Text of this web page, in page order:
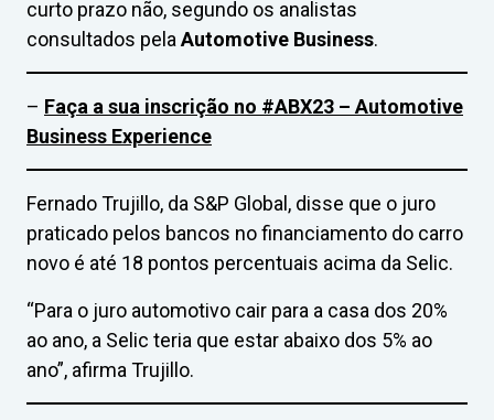
curto prazo não, segundo os analistas
consultados pela Automotive Business.
– Faça a sua inscrição no #ABX23 – Automotive
Business Experience
Fernado Trujillo, da S&P Global, disse que o juro
praticado pelos bancos no financiamento do carro
novo é até 18 pontos percentuais acima da Selic.
“Para o juro automotivo cair para a casa dos 20%
ao ano, a Selic teria que estar abaixo dos 5% ao
ano”, afirma Trujillo.